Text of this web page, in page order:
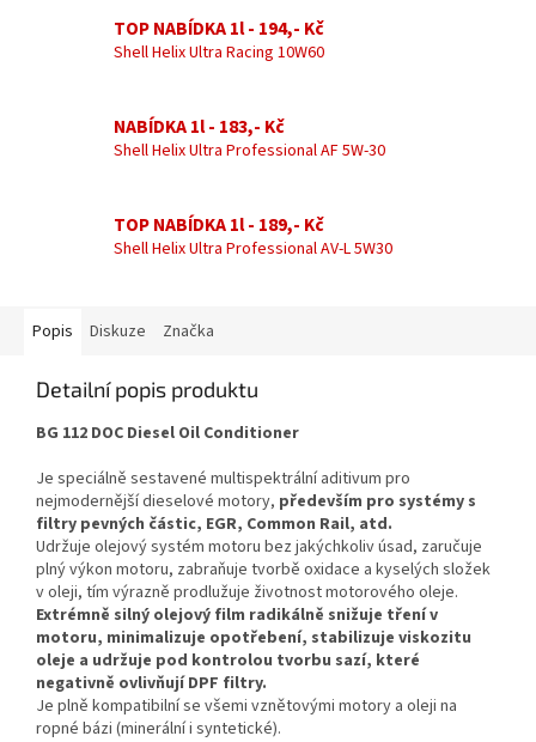
TOP NABÍDKA 1l - 194,- Kč
Shell Helix Ultra Racing 10W60
NABÍDKA 1l - 183,- Kč
Shell Helix Ultra Professional AF 5W-30
TOP NABÍDKA 1l - 189,- Kč
Shell Helix Ultra Professional AV-L 5W30
Popis Diskuze Značka
Detailní popis produktu
BG 112 DOC Diesel Oil Conditioner
Je speciálně sestavené multispektrální aditivum pro
nejmodernější dieselové motory, především pro systémy s
filtry pevných částic, EGR, Common Rail, atd.
Udržuje olejový systém motoru bez jakýchkoliv úsad, zaručuje
plný výkon motoru, zabraňuje tvorbě oxidace a kyselých složek
v oleji, tím výrazně prodlužuje životnost motorového oleje.
Extrémně silný olejový film radikálně snižuje tření v
motoru, minimalizuje opotřebení, stabilizuje viskozitu
oleje a udržuje pod kontrolou tvorbu sazí, které
negativně ovlivňují DPF filtry.
Je plně kompatibilní se všemi vznětovými motory a oleji na
ropné bázi (minerální i syntetické).